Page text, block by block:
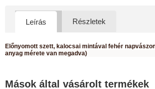
Leírás Részletek
Előnyomott szett, kalocsai mintával fehér
anyag mérete van megadva)
Mások által vásárolt termékek